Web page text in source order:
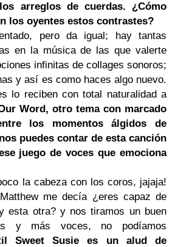
arreglos de cuerdas. ¿Cómo
los oyentes estos contrastes?
pero da igual; hay tantas
en la música de las que valerte
infinitas de collages sonoros;
y así es como haces algo nuevo.
lo reciben con total naturalidad a
Word, otro tema con marcado
los momentos álgidos de
puedes contar de esta canción
juego de voces que emociona
la cabeza con los coros, jajaja!
me decía ¿eres capaz de
esta otra? y nos tiramos un buen
y más voces, no podíamos
Sweet Susie es un alud de